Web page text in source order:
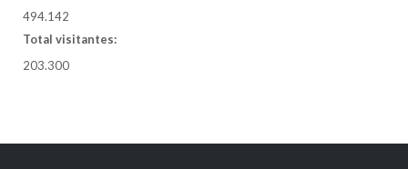
494.142
Total visitantes:
203.300